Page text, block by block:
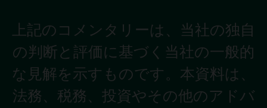
上記のコメンタリーは、当社の独自
の判断と評価に基づく当社の一般的
な見解を示すものです。本資料は、
法務、税務、投資やその他のアドバ